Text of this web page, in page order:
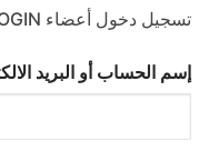
تسجيل دخول أعضاء MEMBER’S LOGIN
إسم الحساب أو البريد